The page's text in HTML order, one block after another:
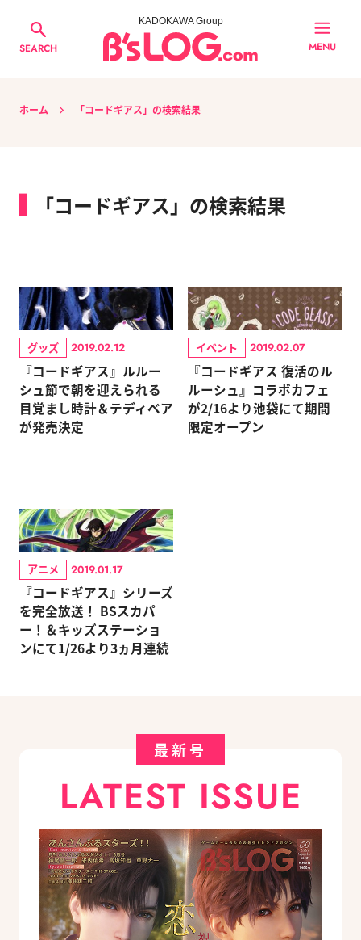
SEARCH
KADOKAWA Group
MENU
ホーム 「コードギアス」の検索結果
「コードギアス」の検索結果
グッズ 2019.02.12
『コードギアス』ルルー
シュ節で朝を迎えられる
目覚まし時計＆テディベア
が発売決定
イベント 2019.02.07
『コードギアス 復活のル
ルーシュ』コラボカフェ
が2/16より池袋にて期間
限定オープン
アニメ 2019.01.17
『コードギアス』シリーズ
を完全放送！ BSスカパ
ー！＆キッズステーショ
ンにて1/26より3ヵ月連続
最新号
LATEST ISSUE